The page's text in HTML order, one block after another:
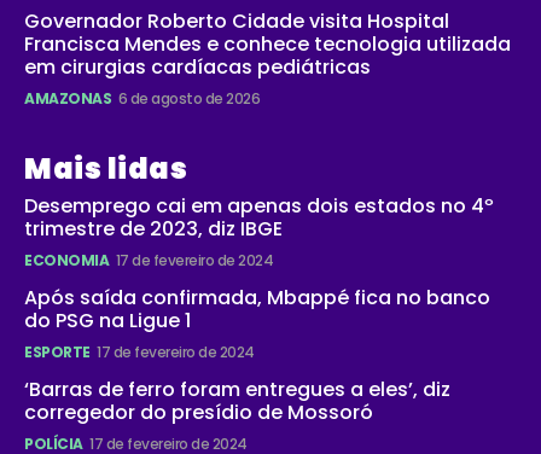
Governador Roberto Cidade visita Hospital
Francisca Mendes e conhece tecnologia utilizada
em cirurgias cardíacas pediátricas
AMAZONAS 6 de agosto de 2026
Mais lidas
Desemprego cai em apenas dois estados no 4º
trimestre de 2023, diz IBGE
ECONOMIA 17 de fevereiro de 2024
Após saída confirmada, Mbappé fica no banco
do PSG na Ligue 1
ESPORTE 17 de fevereiro de 2024
‘Barras de ferro foram entregues a eles’, diz
corregedor do presídio de Mossoró
POLÍCIA 17 de fevereiro de 2024